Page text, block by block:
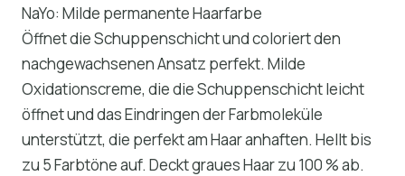
NaYo: Milde permanente Haarfarbe
Öffnet die Schuppenschicht und coloriert den
nachgewachsenen Ansatz perfekt. Milde
Oxidationscreme, die die Schuppenschicht leicht
öffnet und das Eindringen der Farbmoleküle
unterstützt, die perfekt am Haar anhaften. Hellt bis
zu 5 Farbtöne auf. Deckt graues Haar zu 100 % ab.